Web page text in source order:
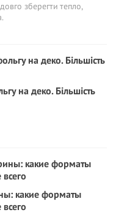
зберегти тепло,
на деко. Більшість
какие форматы